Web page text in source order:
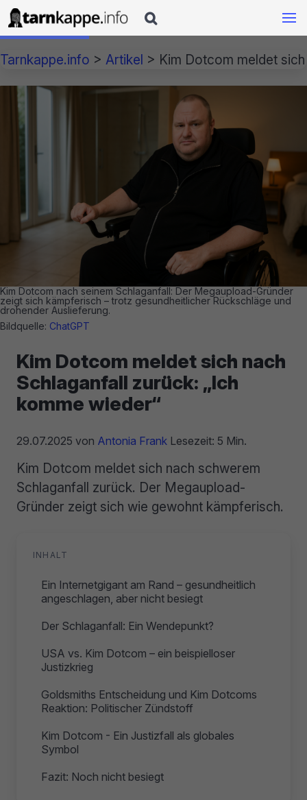

Tarnkappe.info > Artikel > Kim Dotcom meldet
Kim Dotcom nach seinem Schlaganfall: Der Megaupload-Gründer
zeigt sich kämpferisch – trotz gesundheitlicher Rückschläge und
drohender Auslieferung.
Bildquelle: ChatGPT
Kim Dotcom meldet sich nach
Schlaganfall zurück: „Ich
komme wieder“
29.07.2025 von Antonia Frank Lesezeit: 5 Min.
Kim Dotcom meldet sich nach schwerem
Schlaganfall zurück. Der Megaupload-
Gründer zeigt sich wie gewohnt kämpferisch.
INHALT
Ein Internetgigant am Rand – gesundheitlich
angeschlagen, aber nicht besiegt
Der Schlaganfall: Ein Wendepunkt?
USA vs. Kim Dotcom – ein beispielloser
Justizkrieg
Goldsmiths Entscheidung und Kim Dotcoms
Reaktion: Politischer Zündstoff
Kim Dotcom - Ein Justizfall als globales
Symbol
Fazit: Noch nicht besiegt